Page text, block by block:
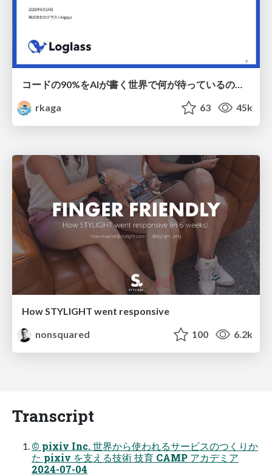
コードの90%をAIが書く世界で何が待っているのか / What awaits us in a world where 90% of the code is written by AI
rkaga
63 45k
How STYLIGHT went responsive
nonsquared
100 6.2k
Transcript
© pixiv Inc. 世界から使われるサービスのつくりか
た pixiv を⽀える技術 技育 CAMP アカデミア
2024-07-04